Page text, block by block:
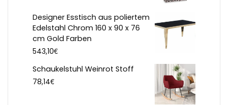
Designer Esstisch aus poliertem
Edelstahl Chrom 160 x 90 x 76
cm Gold Farben
543,10€
Schaukelstuhl Weinrot Stoff
78,14€